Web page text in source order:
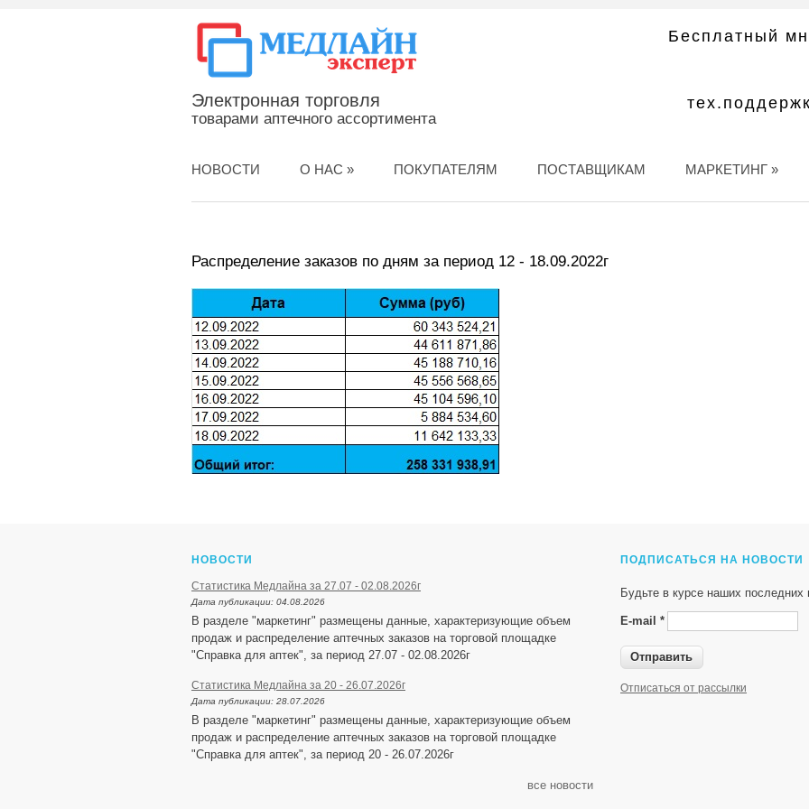
Электронная торговля
товарами аптечного ассортимента
Бесплатный
НОВОСТИ О НАС » ПОКУПАТЕЛЯМ ПОСТАВЩИКАМ МАРКЕТИНГ »
Распределение заказов по дням за период 12 - 18.09.2022г
НОВОСТИ
Статистика Медлайна за 27.07 - 02.08.2026г
Дата публикации: 04.08.2026
В разделе "маркетинг" размещены данные, характеризующие объем
продаж и распределение аптечных заказов на торговой площадке
"Справка для аптек", за период 27.07 - 02.08.2026г
Статистика Медлайна за 20 - 26.07.2026г
Дата публикации: 28.07.2026
В разделе "маркетинг" размещены данные, характеризующие объем
продаж и распределение аптечных заказов на торговой площадке
"Справка для аптек", за период 20 - 26.07.2026г
все новости
ПОДПИСАТЬСЯ НА НОВОСТИ
Будьте в курсе наших последних
E-mail *
Отписаться от рассылки